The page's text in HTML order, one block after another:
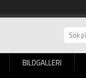
BILDGALLERI